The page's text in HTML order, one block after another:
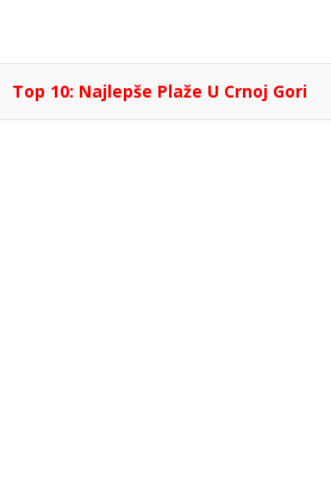
Top 10: Najlepše Plaže U Crnoj Gori